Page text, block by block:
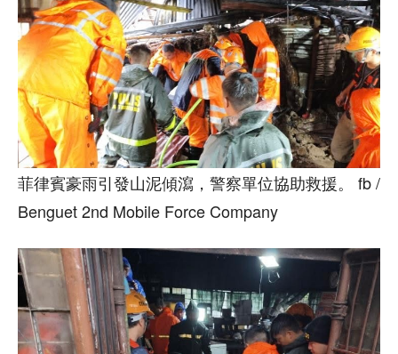
菲律賓豪雨引發山泥傾瀉，警察單位協助救援。 fb /
Benguet 2nd Mobile Force Company